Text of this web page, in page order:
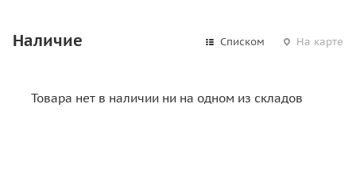
Наличие Списком На карте
Товара нет в наличии ни на одном из складов